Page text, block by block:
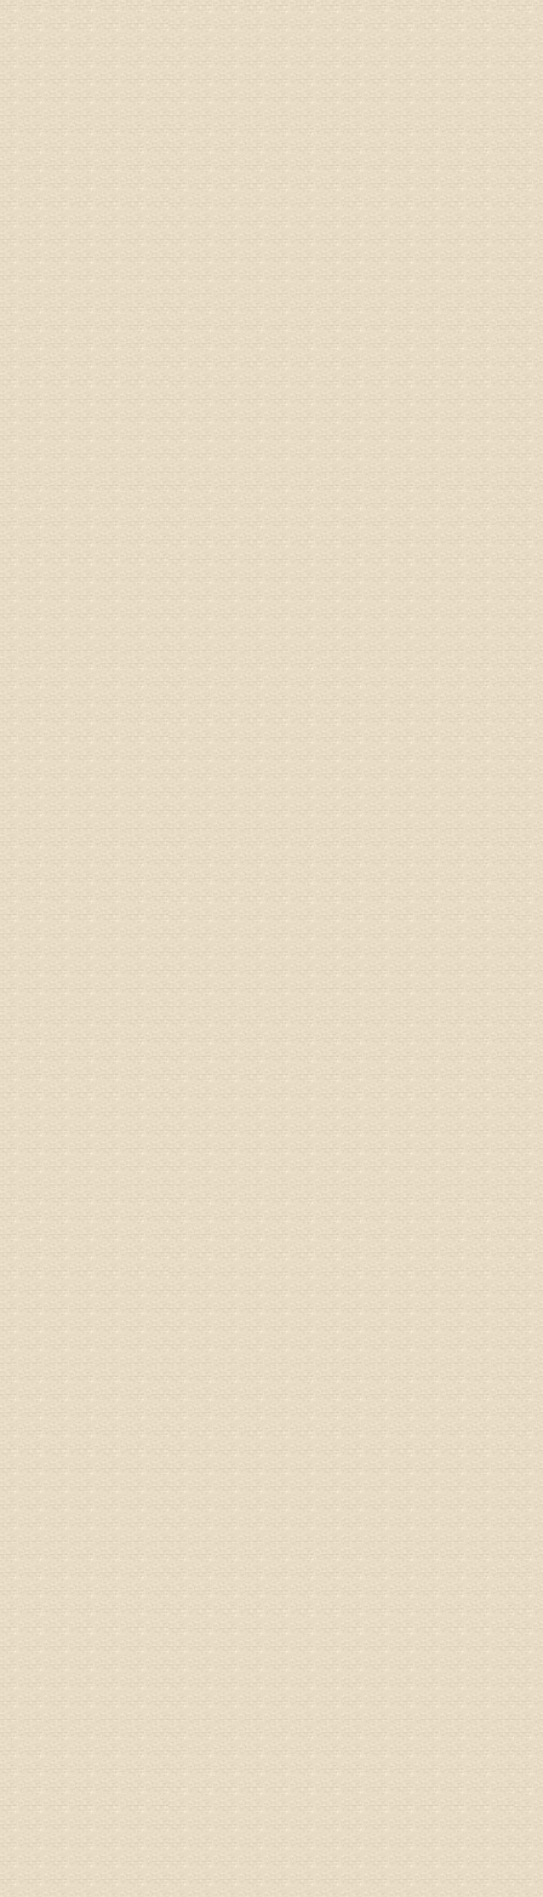
姓名
病情描
梁断裂
孙主任
专家回
病情描
专家回
理疗、
由于我
姓名
病情描
气，一
专家回
来诊请
专家回
的放射
姓名：
病情描
专家回
姓名：
病情描
较严重
病情描
专家回
的。通
痛，其
专家回
你好，
底康复
专家回
电话：
姓名
病情描
专家回